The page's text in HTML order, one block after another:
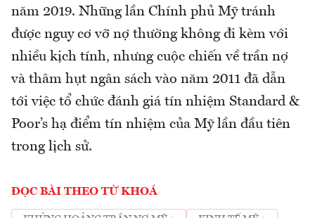
năm 2019. Những lần Chính phủ Mỹ tránh
được nguy cơ vỡ nợ thường không đi kèm với
nhiều kịch tính, nhưng cuộc chiến về trần nợ
và thâm hụt ngân sách vào năm 2011 đã dẫn
tới việc tổ chức đánh giá tín nhiệm Standard &
Poor’s hạ điểm tín nhiệm của Mỹ lần đầu tiên
trong lịch sử.
ĐỌC BÀI THEO TỪ KHOÁ